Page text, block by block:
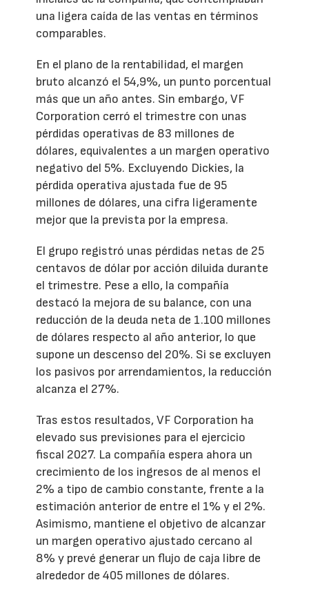
una ligera caída de las ventas en términos
comparables.
En el plano de la rentabilidad, el margen
bruto alcanzó el 54,9%, un punto porcentual
más que un año antes. Sin embargo, VF
Corporation cerró el trimestre con unas
pérdidas operativas de 83 millones de
dólares, equivalentes a un margen operativo
negativo del 5%. Excluyendo Dickies, la
pérdida operativa ajustada fue de 95
millones de dólares, una cifra ligeramente
mejor que la prevista por la empresa.
El grupo registró unas pérdidas netas de 25
centavos de dólar por acción diluida durante
el trimestre. Pese a ello, la compañía
destacó la mejora de su balance, con una
reducción de la deuda neta de 1.100 millones
de dólares respecto al año anterior, lo que
supone un descenso del 20%. Si se excluyen
los pasivos por arrendamientos, la reducción
alcanza el 27%.
Tras estos resultados, VF Corporation ha
elevado sus previsiones para el ejercicio
fiscal 2027. La compañía espera ahora un
crecimiento de los ingresos de al menos el
2% a tipo de cambio constante, frente a la
estimación anterior de entre el 1% y el 2%.
Asimismo, mantiene el objetivo de alcanzar
un margen operativo ajustado cercano al
8% y prevé generar un flujo de caja libre de
alrededor de 405 millones de dólares.